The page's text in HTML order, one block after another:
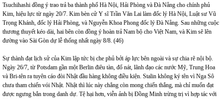
Tsuchihashi đồng ý trao trả ba thành phố Hà Nội, Hải Phòng và Đà Nẵng cho chính phủ
Kim, hiệu lực từ ngày 20/7. Kim bèn cử Y sĩ Trần Văn Lai làm đốc lý Hà Nội, Luật sư Vũ
Trọng Khánh, đốc lý Hải Phòng, và Nguyễn Khoa Phong đốc lý Đà Nẵng. Sau những cuộc
thương thuyết kéo dài, hai bên còn đồng ý hoàn trả Nam bộ cho Việt Nam, và Kim sẽ lên
đường vào Sài Gòn dự lễ thống nhất ngày 8/8. (46)
Sự thành đạt lịch sử của Kim lập tức bị che phủ bởi áp lực bên ngoài và sự chia rẽ nội bộ.
Ngày 26/7, từ Potsdam gần một Berlin điêu tàn, đổ nát, lãnh đạo các nước Mỹ, Trung Hoa
và Bri-tên ra tuyên cáo đòi Nhật đầu hàng không điều kiện. Stalin không ký tên vì Nga Sô
chưa tham chiến vói Nhật. Nhật thì lúc này chẳng còn mong chiến thắng, mà chỉ muốn đạt
được ngưng bắn trong danh dự. Tệ hại hơn, viễn ảnh bị Đồng Minh trừng trị vì hợp tác với